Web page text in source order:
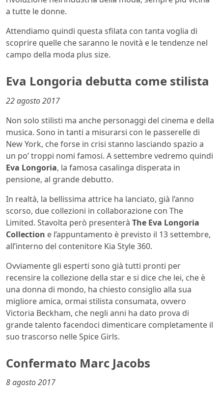
a tutte le donne.
Attendiamo quindi questa sfilata con tanta voglia di
scoprire quelle che saranno le novità e le tendenze nel
campo della moda plus size.
Eva Longoria debutta come stilista
22 agosto 2017
Non solo stilisti ma anche personaggi del cinema e della
musica. Sono in tanti a misurarsi con le passerelle di
New York, che forse in crisi stanno lasciando spazio a
un po’ troppi nomi famosi. A settembre vedremo quindi
Eva Longoria, la famosa casalinga disperata in
pensione, al grande debutto.
In realtà, la bellissima attrice ha lanciato, già l’anno
scorso, due collezioni in collaborazione con The
Limited. Stavolta però presenterà The Eva Longoria
Collection e l’appuntamento è previsto il 13 settembre,
all’interno del contenitore Kia Style 360.
Ovviamente gli esperti sono già tutti pronti per
recensire la collezione della star e si dice che lei, che è
una donna di mondo, ha chiesto consiglio alla sua
migliore amica, ormai stilista consumata, ovvero
Victoria Beckham, che negli anni ha dato prova di
grande talento facendoci dimenticare completamente il
suo trascorso nelle Spice Girls.
Confermato Marc Jacobs
8 agosto 2017